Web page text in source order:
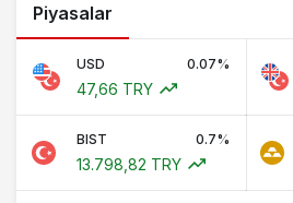
Piyasalar
USD 0.07%
47,66 TRY
BIST 0.7%
13.798,82 TRY